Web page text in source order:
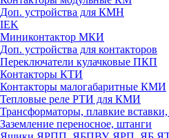
Доп. устройства для КМН
IEK
Миниконтактор МКИ
Доп. устройства для контакторов
Переключатели кулачковые ПКП
Контакторы КТИ
Контакторы малогабаритные КМИ
Тепловые реле РTИ для КМИ
Трансформаторы, плавкие
Заземление переносное, штанги